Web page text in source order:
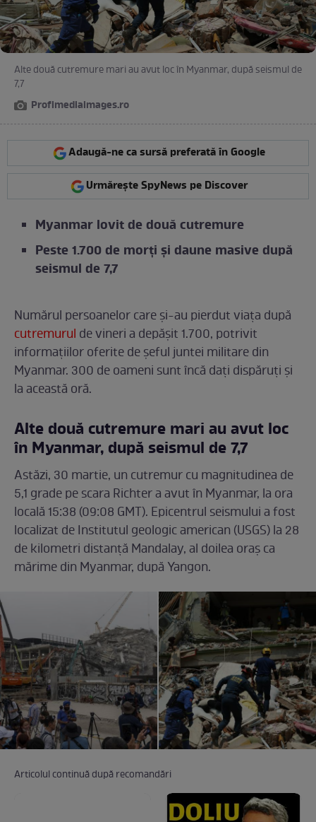
Alte două cutremure mari au avut loc în Myanmar, după seismul de
7,7
Profimediaimages.ro
Adaugă-ne ca sursă preferată în Google
Urmărește SpyNews pe Discover
Myanmar lovit de două cutremure
Peste 1.700 de morți și daune masive după
seismul de 7,7
Numărul persoanelor care și-au pierdut viața după
cutremurul de vineri a depășit 1.700, potrivit
informațiilor oferite de șeful juntei militare din
Myanmar. 300 de oameni sunt încă daţi dispăruţi și
la această oră.
Alte două cutremure mari au avut loc
în Myanmar, după seismul de 7,7
Astăzi, 30 martie, un cutremur cu magnitudinea de
5,1 grade pe scara Richter a avut în Myanmar, la ora
locală 15:38 (09:08 GMT). Epicentrul seismului a fost
localizat de Institutul geologic american (USGS) la 28
de kilometri distanţă Mandalay, al doilea oraș ca
mărime din Myanmar, după Yangon.
Articolul continuă după recomandări